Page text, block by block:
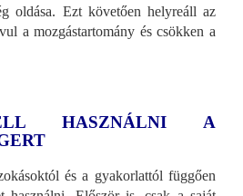
oldása. Ezt követően helyreáll az
a mozgástartomány és csökken a
HASZNÁLNI A
és a gyakorlattól függően